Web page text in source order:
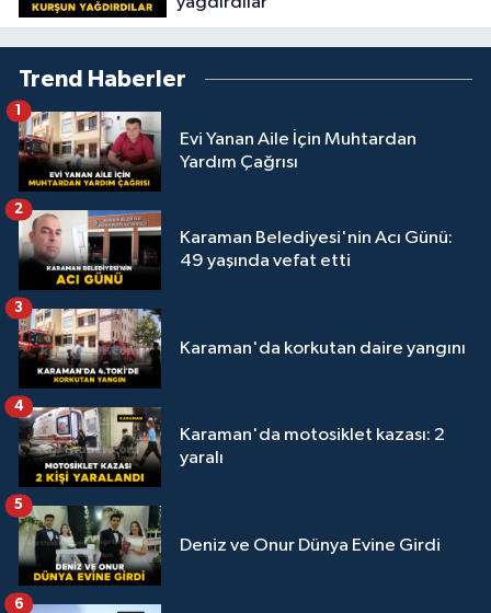
Trend Haberler
Evi Yanan Aile İçin Muhtardan
Yardım Çağrısı
1
Karaman Belediyesi'nin Acı Günü:
49 yaşında vefat etti
2
Karaman'da korkutan daire yangını
3
Karaman'da motosiklet kazası: 2
yaralı
4
Deniz ve Onur Dünya Evine Girdi
5
6